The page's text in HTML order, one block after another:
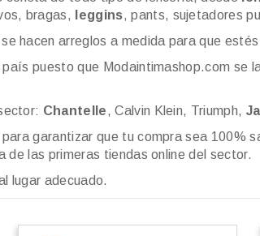
bragas, leggins, pants, sujetadores
se hacen arreglos a medida para que
puesto que Modaintimashop.com
Chantelle, Calvin Klein, Triumph,
garantizar que tu compra sea 100%
de las primeras tiendas online del sector.
lugar adecuado.